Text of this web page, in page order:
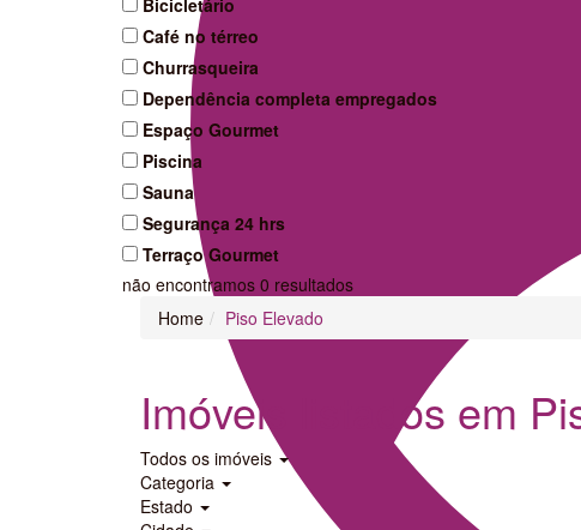
Bicicletário
Café no térreo
Churrasqueira
Dependência completa empregados
Espaço Gourmet
Piscina
Sauna
Segurança 24 hrs
Terraço Gourmet
não encontramos 0 resultados
Home
Piso Elevado
Imóveis listados em
Todos os imóveis
Categoria
Estado